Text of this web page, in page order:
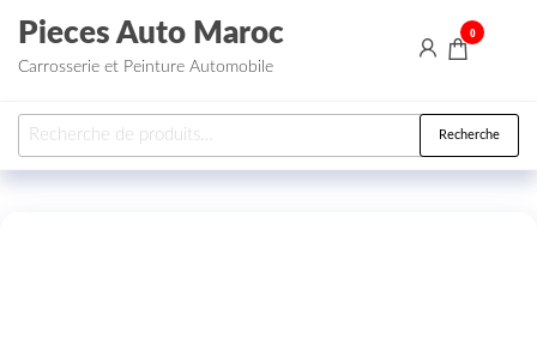
Aller au contenu
Pieces Auto Maroc
Carrosserie et Peinture Automobile
0
Recherche pour : Recherche